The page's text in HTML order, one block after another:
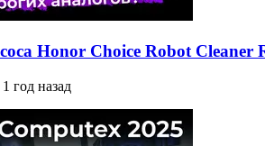
Honor Choice Robot Cleaner
1 год назад